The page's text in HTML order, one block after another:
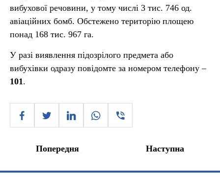
вибухової речовини, у тому числі 3 тис. 746 од.
авіаційних бомб. Обстежено територію площею
понад 168 тис. 967 га.
У разі виявлення підозрілого предмета або
вибухівки одразу повідомте за номером телефону –
101.
Попередня Наступна